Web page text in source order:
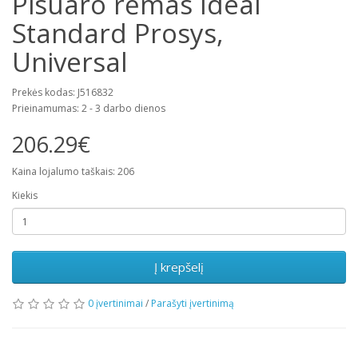
Standard Prosys,
Universal
Prekės kodas: J516832
Prieinamumas: 2 - 3 darbo dienos
206.29€
Kaina lojalumo taškais: 206
Kiekis
Į krepšelį
0 įvertinimai / Parašyti įvertinimą